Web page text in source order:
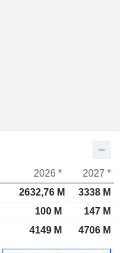
2026 *
2027 *
2632,76 M
3338 M
100 M
147 M
4149 M 4706 M